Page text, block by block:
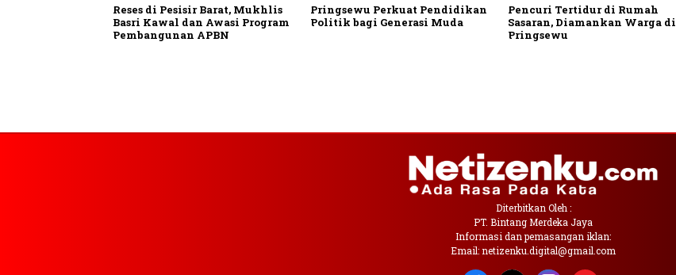
Reses di Pesisir Barat, Mukhlis
Basri Kawal dan Awasi Program
Pembangunan APBN
Pringsewu Perkuat Pendidikan
Politik bagi Generasi Muda
Pencuri Tertidur di Rumah
Sasaran, Diamankan Warga di
Pringsewu
Diterbitkan Oleh :
PT. Bintang Merdeka Jaya
Informasi dan pemasangan iklan:
Email: netizenku.digital@gmail.com